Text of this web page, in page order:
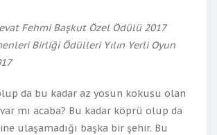
Fehmi Başkut Özel Ödülü 2017
Birliği Ödülleri Yılın Yerli Oyun
da bu kadar az yosun kokusu olan
mı acaba? Bu kadar köprü olup da
ulaşamadığı başka bir şehir. Bu